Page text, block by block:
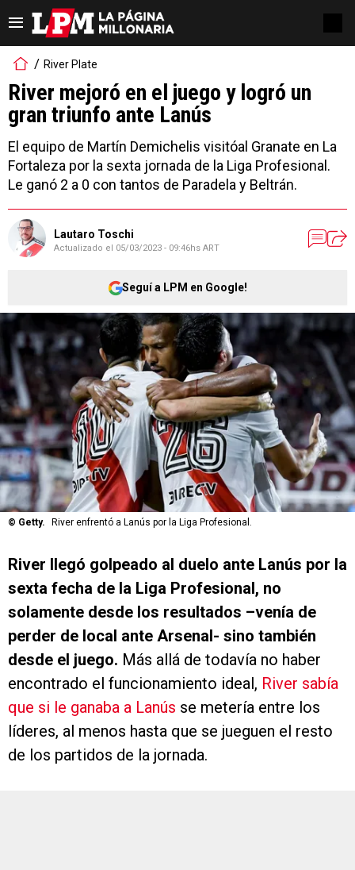
River Plate
River mejoró en el juego y logró un
gran triunfo ante Lanús
El equipo de Martín Demichelis visitóal Granate en La
Fortaleza por la sexta jornada de la Liga Profesional.
Le ganó 2 a 0 con tantos de Paradela y Beltrán.
Lautaro Toschi
Actualizado el 05/03/2023 - 09:46hs ART
Seguí a LPM en Google!
© Getty. River enfrentó a Lanús por la Liga Profesional.
River llegó golpeado al duelo ante Lanús por la
sexta fecha de la Liga Profesional, no
solamente desde los resultados –venía de
perder de local ante Arsenal- sino también
desde el juego. Más allá de todavía no haber
encontrado el funcionamiento ideal, River sabía
que si le ganaba a Lanús se metería entre los
líderes, al menos hasta que se jueguen el resto
de los partidos de la jornada.